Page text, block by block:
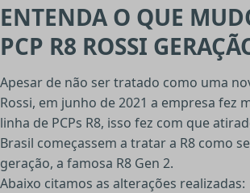
ENTENDA O QUE
PCP R8 ROSSI
Apesar de não ser tratado como uma
Rossi, em junho de 2021 a empresa fez
linha de PCPs R8, isso fez com que
Brasil começassem a tratar a R8 como
geração, a famosa R8 Gen 2.
Abaixo citamos as alterações realizadas: